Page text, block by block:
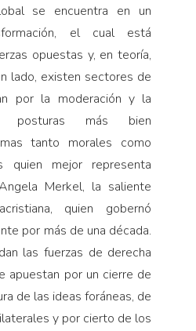
se encuentra en un
el cual está
opuestas y, en teoría,
lado, existen sectores de
por la moderación y la
posturas más bien
tanto morales como
quien mejor representa
Merkel, la saliente
quien gobernó
por más de una década.
las fuerzas de derecha
apuestan por un cierre de
de las ideas foráneas, de
y por cierto de los